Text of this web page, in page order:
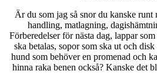
Är du som jag så snor du kanske runt
handling, matlagning,
Förberedelser för nästa dag, lappar
ska betalas, sopor som ska ut och
hund som behöver en promenad och
hinna raka benen också? Kanske det